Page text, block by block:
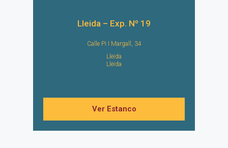
Lleida – Exp. Nº 19
Calle Pi I Margall, 34
Lleida
Lleida
Ver Estanco